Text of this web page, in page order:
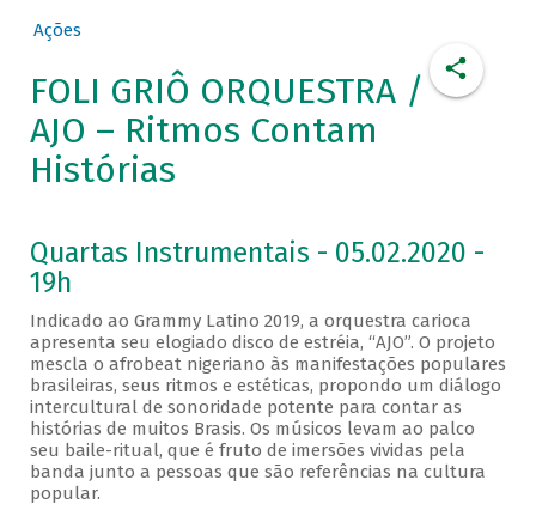
Ações
FOLI GRIÔ ORQUESTRA /
AJO – Ritmos Contam
Histórias
Quartas Instrumentais - 05.02.2020 -
19h
Indicado ao Grammy Latino 2019, a orquestra carioca
apresenta seu elogiado disco de estréia, “AJO”. O projeto
mescla o afrobeat nigeriano às manifestações populares
brasileiras, seus ritmos e estéticas, propondo um diálogo
intercultural de sonoridade potente para contar as
histórias de muitos Brasis. Os músicos levam ao palco
seu baile-ritual, que é fruto de imersões vividas pela
banda junto a pessoas que são referências na cultura
popular.